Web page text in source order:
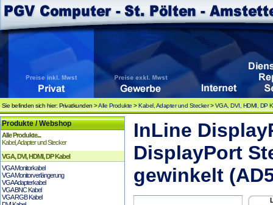
Sie befinden sich hier: Privatkunden >Alle Produkte >Kabel, Adapter und Stecker>VGA, DVI, HDMI, DP
Produkte / Webshop
Alle Produkte...
Kabel, Adapter und Stecker
VGA, DVI, HDMI, DP Kabel
VGA Monitorkabel
VGA Monitorverlängerung
VGA Adapterkabel
VGA BNC Kabel
VGA RGB Kabel
InLine
DisplayPort
gewinkelt